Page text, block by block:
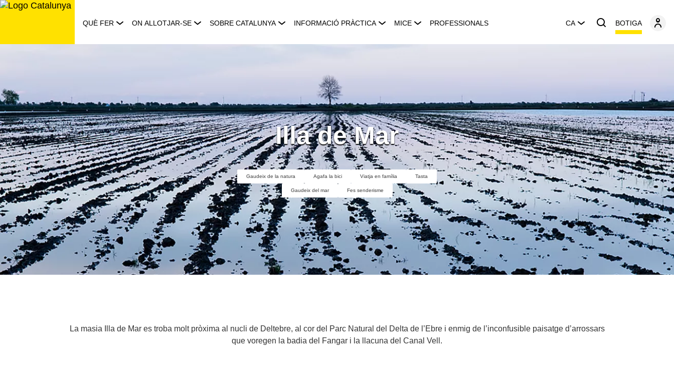
Saltar
QUÈ FER ON ALLOTJAR-SE SOBRE CATALUNYA INFORMACIÓ PRÀCTICA MICE PROFESSIONALS CA BOTIGA
Illa de Mar
Gaudeix de la natura Agafa la bici Viatja en família Tasta
Gaudeix del mar Fes senderisme
La masia Illa de Mar es troba molt pròxima al nucli de Deltebre, al cor del Parc Natural del Delta de l’Ebre i enmig de l’inconfusible paisatge d’arrossars
que voregen la badia del Fangar i la llacuna del Canal Vell.